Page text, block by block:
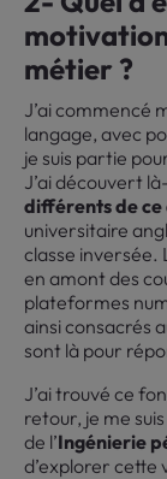
métier ?
J’ai commencé
langage, avec
je suis partie
J’ai découvert
différents de ce
universitaire
classe inversée.
en amont des
plateformes
ainsi consacrés
sont là pour
J’ai trouvé ce
retour, je me
de l’Ingénierie
d’explorer cette